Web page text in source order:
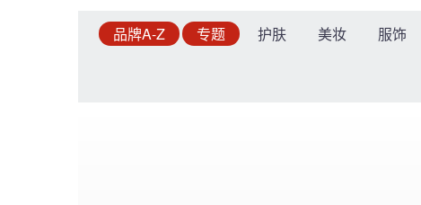
品牌A-Z 专题 护肤 美妆 服饰